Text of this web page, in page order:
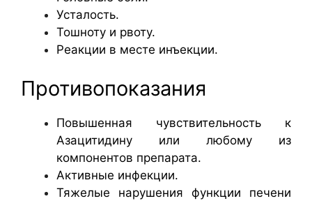
Усталость.
Тошноту и рвоту.
Реакции в месте инъекции.
Противопоказания
Повышенная чувствительность к
Азацитидину или любому из
компонентов препарата.
Активные инфекции.
Тяжелые нарушения функции печени